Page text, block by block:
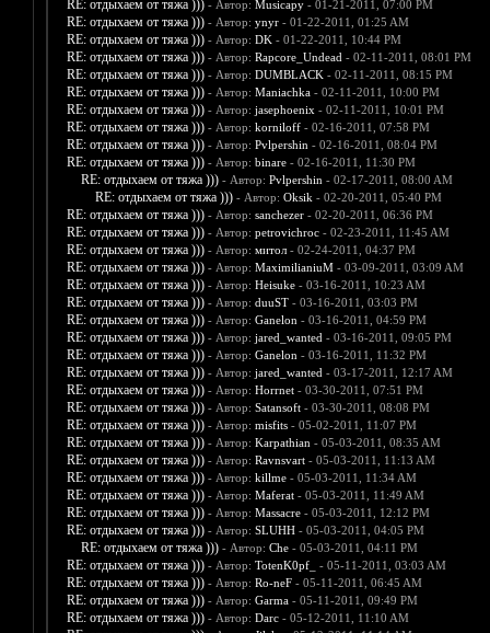
RE: отдыхаем от тяжа ))) - Автор: Musicapy- 01-21-2011, 07:00 PM
RE: отдыхаем от тяжа ))) - Автор: ynyr- 01-22-2011, 01:25 AM
RE: отдыхаем от тяжа ))) - Автор: DK- 01-22-2011, 10:44 PM
RE: отдыхаем от тяжа ))) - Автор: Rapcore_Undead - 02-11-2011, 08:01 PM
RE: отдыхаем от тяжа ))) - Автор: DUMBLACK- 02-11-2011, 08:15 PM
RE: отдыхаем от тяжа ))) - Автор: Maniachka- 02-11-2011, 10:00 PM
RE: отдыхаем от тяжа ))) - Автор: jasephoenix - 02-11-2011, 10:01 PM
RE: отдыхаем от тяжа ))) - Автор: korniloff- 02-16-2011, 07:58 PM
RE: отдыхаем от тяжа ))) - Автор: Pvlpershin - 02-16-2011, 08:04 PM
RE: отдыхаем от тяжа ))) - Автор: binare- 02-16-2011, 11:30 PM
RE: отдыхаем от тяжа ))) - Автор: Pvlpershin - 02-17-2011, 08:00 AM
RE: отдыхаем от тяжа ))) - Автор: Oksik - 02-20-2011, 05:40 PM
RE: отдыхаем от тяжа ))) - Автор: sanchezer- 02-20-2011, 06:36 PM
RE: отдыхаем от тяжа ))) - Автор: petrovichroc- 02-23-2011, 11:45 AM
RE: отдыхаем от тяжа ))) - Автор: митол- 02-24-2011, 04:37 PM
RE: отдыхаем от тяжа ))) - Автор: MaximilianiuM- 03-09-2011, 03:09 AM
RE: отдыхаем от тяжа ))) - Автор: Heisuke- 03-16-2011, 10:23 AM
RE: отдыхаем от тяжа ))) - Автор: duuST- 03-16-2011, 03:03 PM
RE: отдыхаем от тяжа ))) - Автор: Ganelon - 03-16-2011, 04:59 PM
RE: отдыхаем от тяжа ))) - Автор: jared_wanted - 03-16-2011, 09:05 PM
RE: отдыхаем от тяжа ))) - Автор: Ganelon - 03-16-2011, 11:32 PM
RE: отдыхаем от тяжа ))) - Автор: jared_wanted - 03-17-2011, 12:17 AM
RE: отдыхаем от тяжа ))) - Автор: Horrnet- 03-30-2011, 07:51 PM
RE: отдыхаем от тяжа ))) - Автор: Satansoft- 03-30-2011, 08:08 PM
RE: отдыхаем от тяжа ))) - Автор: misfits- 05-02-2011, 11:07 PM
RE: отдыхаем от тяжа ))) - Автор: Karpathian - 05-03-2011, 08:35 AM
RE: отдыхаем от тяжа ))) - Автор: Ravnsvart- 05-03-2011, 11:13 AM
RE: отдыхаем от тяжа ))) - Автор: killme- 05-03-2011, 11:34 AM
RE: отдыхаем от тяжа ))) - Автор: Maferat- 05-03-2011, 11:49 AM
RE: отдыхаем от тяжа ))) - Автор: Massacre- 05-03-2011, 12:12 PM
RE: отдыхаем от тяжа ))) - Автор: SLUHH- 05-03-2011, 04:05 PM
RE: отдыхаем от тяжа ))) - Автор: Che- 05-03-2011, 04:11 PM
RE: отдыхаем от тяжа ))) - Автор: TotenK0pf_ - 05-11-2011, 03:03 AM
RE: отдыхаем от тяжа ))) - Автор: Ro-neF- 05-11-2011, 06:45 AM
RE: отдыхаем от тяжа ))) - Автор: Garma- 05-11-2011, 09:49 PM
RE: отдыхаем от тяжа ))) - Автор: Darc- 05-12-2011, 11:10 AM